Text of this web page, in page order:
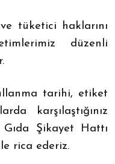
tüketici haklarını
düzenli
tarihi, etiket
karşılaştığınız
Şikayet Hattı
rica ederiz.